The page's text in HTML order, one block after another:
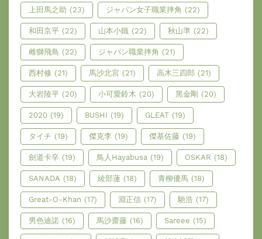
上田馬之助 (23) ジャパン女子職業摔角 (22)
和田京平 (22) 山本小鐵 (22) 秋山準 (22)
雌獅飛鳥 (22) ジャパン職業摔角 (21)
西村修 (21) 馬沙北宮 (21) 高木三四郎 (21)
大岩陵平 (20) 小可愛鈴木 (20) 黑金剛 (20)
2020 (19) BUSHI (19) GLEAT (19)
タイチ (19) 傑克李 (19) 傑基佐藤 (19)
劍道卡辛 (19) 鳥人Hayabusa (19) OSKAR (18)
SANADA (18) 綾部蓮 (18) 青柳優馬 (18)
Great-O-Khan (17) 淵正信 (17) 馳浩 (17)
男色迪諾 (16) 馬沙齋藤 (16) Sareee (15)